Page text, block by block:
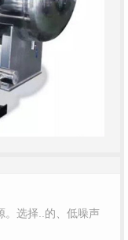
。选择..的、低噪声